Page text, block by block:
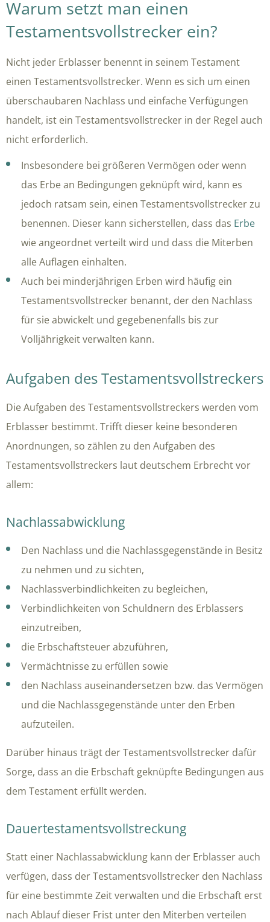
Warum setzt man einen
Testamentsvollstrecker ein?
Nicht jeder Erblasser benennt in seinem Testament
einen Testamentsvollstrecker. Wenn es sich um einen
überschaubaren Nachlass und einfache Verfügungen
handelt, ist ein Testamentsvollstrecker in der Regel auch
nicht erforderlich.
Insbesondere bei größeren Vermögen oder wenn
das Erbe an Bedingungen geknüpft wird, kann es
jedoch ratsam sein, einen Testamentsvollstrecker zu
benennen. Dieser kann sicherstellen, dass das Erbe
wie angeordnet verteilt wird und dass die Miterben
alle Auflagen einhalten.
Auch bei minderjährigen Erben wird häufig ein
Testamentsvollstrecker benannt, der den Nachlass
für sie abwickelt und gegebenenfalls bis zur
Volljährigkeit verwalten kann.
Aufgaben des Testamentsvollstreckers
Die Aufgaben des Testamentsvollstreckers werden vom
Erblasser bestimmt. Trifft dieser keine besonderen
Anordnungen, so zählen zu den Aufgaben des
Testamentsvollstreckers laut deutschem Erbrecht vor
allem:
Nachlassabwicklung
Den Nachlass und die Nachlassgegenstände in Besitz
zu nehmen und zu sichten,
Nachlassverbindlichkeiten zu begleichen,
Verbindlichkeiten von Schuldnern des Erblassers
einzutreiben,
die Erbschaftsteuer abzuführen,
Vermächtnisse zu erfüllen sowie
den Nachlass auseinandersetzen bzw. das Vermögen
und die Nachlassgegenstände unter den Erben
aufzuteilen.
Darüber hinaus trägt der Testamentsvollstrecker dafür
Sorge, dass an die Erbschaft geknüpfte Bedingungen aus
dem Testament erfüllt werden.
Dauertestamentsvollstreckung
Statt einer Nachlassabwicklung kann der Erblasser auch
verfügen, dass der Testamentsvollstrecker den Nachlass
für eine bestimmte Zeit verwalten und die Erbschaft erst
nach Ablauf dieser Frist unter den Miterben verteilen